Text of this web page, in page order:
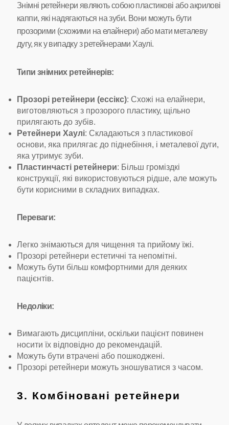
Знімні ретейнери являють собою пластикові або акрилові
каппи, які надягаються на зуби. Вони можуть бути
прозорими (схожими на елайнери) або мати металеву
дугу, як у випадку з ретейнерами Хаулі.
Типи знімних ретейнерів:
Прозорі ретейнери (ессікс): Схожі на елайнери,
виготовляються з прозорого пластику, щільно
прилягають до зубів.
Ретейнери Хаулі: Складаються з пластикової
основи, яка прилягає до піднебіння, і металевої дуги,
яка утримує зуби.
Пластинчасті ретейнери: Більш громіздкі
конструкції, які використовуються рідше, але можуть
бути корисними в складних випадках.
Переваги:
Легко знімаються для чищення та прийому їжі.
Прозорі ретейнери естетичні та непомітні.
Можуть бути більш комфортними для деяких
пацієнтів.
Недоліки:
Вимагають дисципліни, оскільки пацієнт повинен
носити їх відповідно до рекомендацій.
Можуть бути втрачені або пошкоджені.
Прозорі ретейнери можуть зношуватися з часом.
3. Комбіновані ретейнери